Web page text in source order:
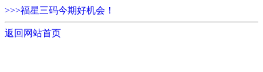
>>>福星三码今期好机会！
返回网站首页